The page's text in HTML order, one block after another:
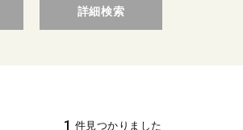
詳細検索
1 件見つかりました